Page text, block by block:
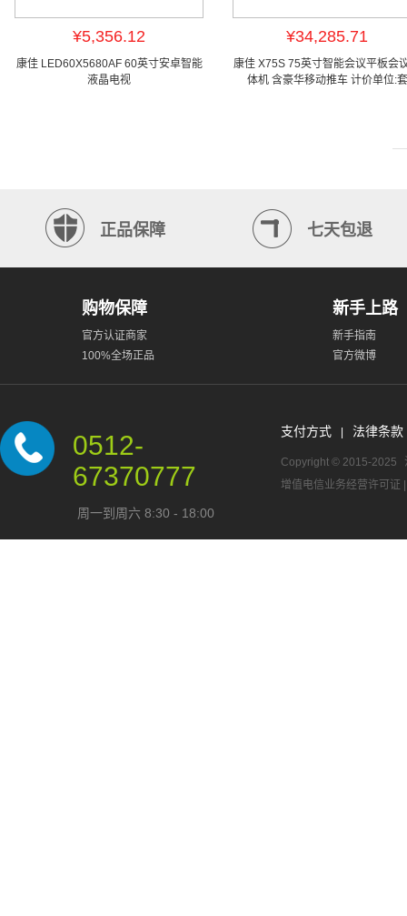
¥5,356.12
康佳 LED60X5680AF 60英寸安卓智能
液晶电视
¥34,285.71
康佳 X75S 75英寸智能会议平板会
体机 含豪华移动推车 计价单位:套
正品保障 七天包退
购物保障
官方认证商家
100%全场正品
新手上路
新手指南
官方微博
0512-
67370777
周一到周六 8:30 - 18:00
支付方式 法律条款
Copyright © 2015-2025
增值电信业务经营许可证